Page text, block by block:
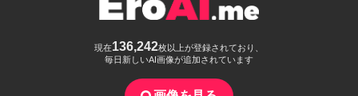
現在136,242枚以上が登録されており、
毎日新しいAI画像が追加されています